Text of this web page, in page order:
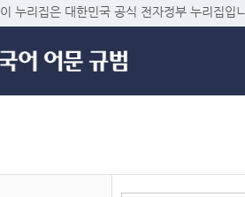
이 누리집은 대한민국 공식 전자정부 누리집입